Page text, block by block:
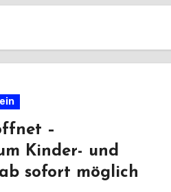
–
Kinder- und
sofort möglich